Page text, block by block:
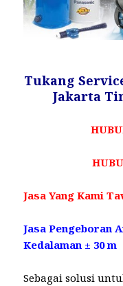
Tukang
Jakarta
Jasa Yang Kami
Jasa Pengeboran
Kedalaman ± 30 m
Sebagai solusi